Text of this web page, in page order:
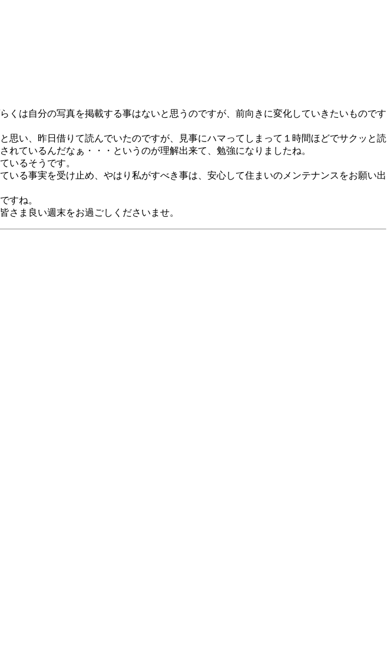
は自分の写真を掲載する事はないと思うのですが、前向きに変化していきたいものです
い、昨日借りて読んでいたのですが、見事にハマってしまって１時間ほどでサクッと読
ているんだなぁ・・・というのが理解出来て、勉強になりましたね。
いるそうです。
る事実を受け止め、やはり私がすべき事は、安心して住まいのメンテナンスをお願い出
すね。
さま良い週末をお過ごしくださいませ。